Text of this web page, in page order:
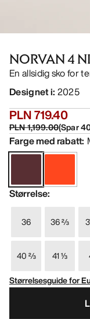
NORVAN 4
En allsidig sko for
Designet i: 2025
PLN 719.40
PLN 1,199.00(Spar
Farge med rabatt:
Størrelse:
36 36 ⅔
40 ⅔ 41 ⅓
Størrelsesguide for